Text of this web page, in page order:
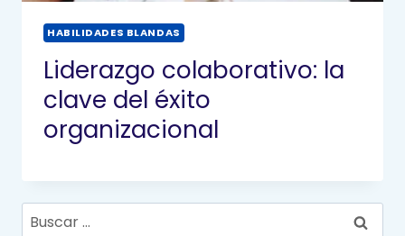
HABILIDADES BLANDAS
Liderazgo colaborativo: la
clave del éxito
organizacional
Buscar: